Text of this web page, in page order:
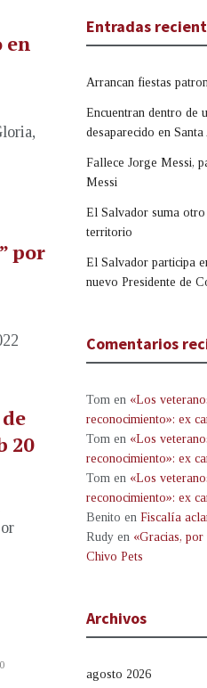
en
por
20
0
Entradas
Arrancan fiestas
Encuentran dentro de
desaparecido en
Fallece Jorge Messi,
Messi
El Salvador suma
territorio
El Salvador participa
nuevo Presidente de
Comentarios
Tom en «Los
reconocimiento»: ex
Tom en «Los
reconocimiento»: ex
Tom en «Los
reconocimiento»: ex
Benito en Fiscalía
Rudy en «Gracias,
Chivo Pets
Archivos
agosto 2026